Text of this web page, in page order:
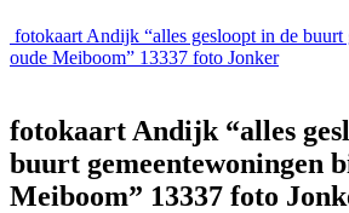
fotokaart Andijk “alles gesloopt in de buurt
oude Meiboom” 13337 foto Jonker
fotokaart Andijk “alles
buurt gemeentewoningen
Meiboom” 13337 foto